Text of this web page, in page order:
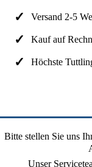
Versand 2-5
Kauf auf
Höchste
Bitte stellen Sie uns
Unser